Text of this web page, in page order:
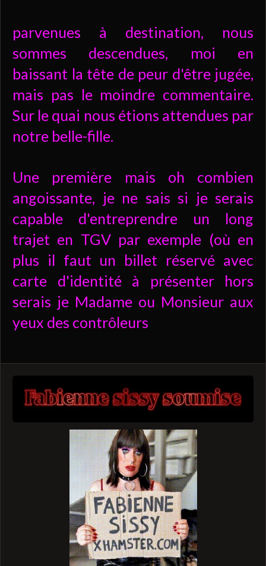
parvenues à destination, nous
sommes descendues, moi en
baissant la tête de peur d'être jugée,
mais pas le moindre commentaire.
Sur le quai nous étions attendues par
notre belle-fille.
Une première mais oh combien
angoissante, je ne sais si je serais
capable d'entreprendre un long
trajet en TGV par exemple (où en
plus il faut un billet réservé avec
carte d'identité à présenter hors
serais je Madame ou Monsieur aux
yeux des contrôleurs